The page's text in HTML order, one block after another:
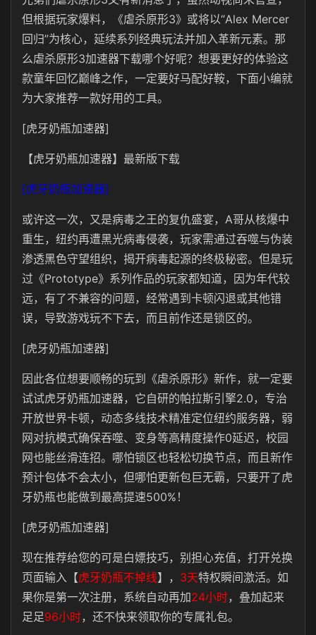
但根据玩家爆料，《虐杀原形3》或将以“Alex Mercer
回归”为核心，延续系列经典玩法并加入革新元素。那
么虐杀原形3加速器下载哪个好呢？想要更好的体验这
款童年回忆巅峰之作，一定要好马配好鞍，下面小编就
为大家推荐一款好用的工具。
[虎牙奶瓶加速器]
【虎牙奶瓶加速器】最新版下载
[虎牙奶瓶加速器]
或许这一次，又是病毒之王的复仇盛宴，A哥从核爆中
重生，纽约再遭黑光病毒侵袭，玩家需通过吞噬与伪装
渗透黑色守望组织，揭开病毒起源的终极秘密。但是玩
过《Prototype》系列作品的玩家都知道，因为年代较
远，有了不兼容的问题，经常遇到卡顿闪退或其他错
误，导致游戏玩不下去，而且前作还是锁区的。
[虎牙奶瓶加速器]
因此各位想要顺畅的玩到《虐杀原形》新作，就一定要
试试虎牙奶瓶加速器，它自研的帕拉斯引擎2.0，专治
开放世界卡顿，动态多线技术精准定位纽约服务器，弱
网对抗模式确保吞噬、变身等高精度操作0延迟，校园
网也能丝滑连招。哪怕锁区也轻松切换节点，而且新作
预计包体不会太小，但哪怕更新包巨无霸，只要开了虎
牙奶瓶也能做到最高提速500%！
[虎牙奶瓶加速器]
现在推荐给您的可是白嫖技巧，别担心充值，打开兑换
页面输入【虎牙奶瓶不掉线】， 3天特权瞬间激活。如
果你是第一次注册，系统自动再加24小时，叠加起来
足足96小时，还不快来领取你的专属礼包。